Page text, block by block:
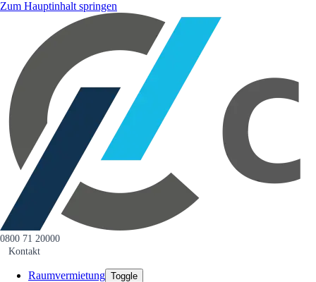
Zum Hauptinhalt springen
0800 71 20000
Kontakt
Raumvermietung Toggle